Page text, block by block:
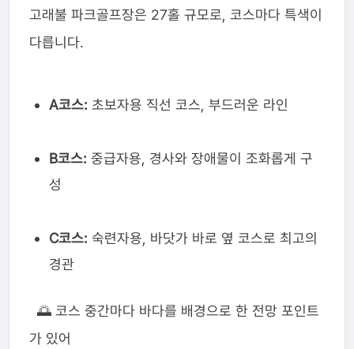
고래불 파크골프장은 27홀 규모로, 코스마다 특색이
다릅니다.
A코스: 초보자용 직선 코스, 부드러운 라인
B코스: 중급자용, 경사와 장애물이 조화롭게 구
성
C코스: 숙련자용, 바닷가 바로 옆 코스로 최고의
경관
🌅 코스 중간마다 바다를 배경으로 한 전망 포인트
가 있어